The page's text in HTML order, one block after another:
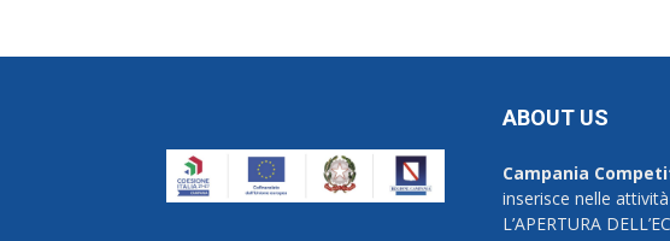
ABOUT US
Campania
inserisce nelle attività
L’APERTURA